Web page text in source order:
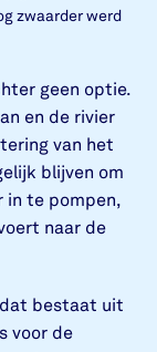
geen optie.
en de rivier
van het
blijven om
in te pompen,
naar de
dat bestaat uit
voor de
zwaarder werd